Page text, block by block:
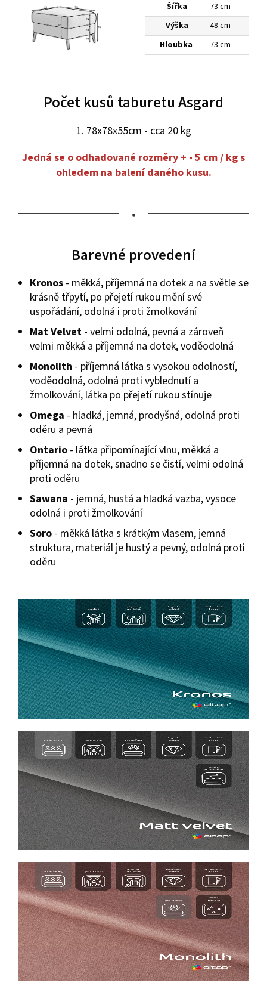
Šířka
73 cm
Výška
48 cm
Hloubka
73 cm
Počet kusů taburetu Asgard
1. 78x78x55cm - cca 20 kg
Jedná se o odhadované rozměry + - 5 cm / kg s
ohledem na balení daného kusu.
•
Barevné provedení
Kronos - měkká, příjemná na dotek a na světle se
krásně třpytí, po přejetí rukou mění své
uspořádání, odolná i proti žmolkování
Mat Velvet - velmi odolná, pevná a zároveň
velmi měkká a příjemná na dotek, voděodolná
Monolith - příjemná látka s vysokou odolností,
voděodolná, odolná proti vyblednutí a
žmolkování, látka po přejetí rukou stínuje
Omega - hladká, jemná, prodyšná, odolná proti
oděru a pevná
Ontario - látka připomínající vlnu, měkká a
příjemná na dotek, snadno se čistí, velmi odolná
proti oděru
Sawana - jemná, hustá a hladká vazba, vysoce
odolná i proti žmolkování
Soro - měkká látka s krátkým vlasem, jemná
struktura, materiál je hustý a pevný, odolná proti
oděru